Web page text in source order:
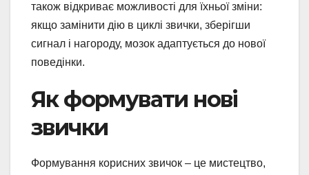
також відкриває можливості для їхньої зміни:
якщо замінити дію в циклі звички, зберігши
сигнал і нагороду, мозок адаптується до нової
поведінки.
Як формувати нові
звички
Формування корисних звичок – це мистецтво,